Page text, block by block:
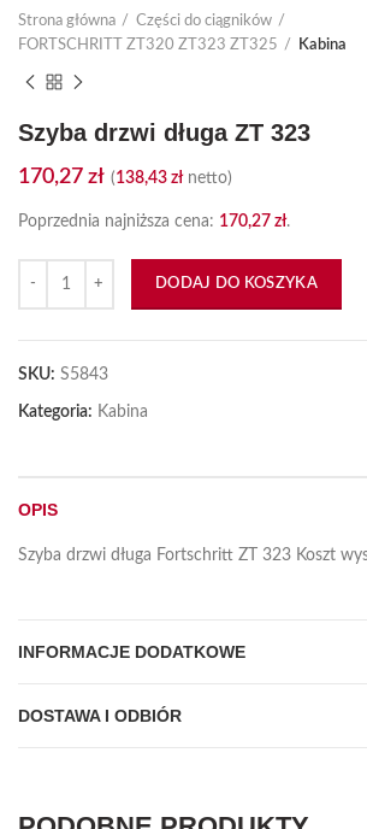
Strona główna
Części do ciągników
FORTSCHRITT ZT320 ZT323 ZT325
Kabina
Szyba drzwi długa ZT 323
170,27 zł (138,43 złnetto)
Poprzednia najniższa cena: 170,27 zł.
DODAJ DO KOSZYKA
SKU: S5843
Kategoria: Kabina
OPIS
Szyba drzwi długa Fortschritt ZT 323 Koszt
INFORMACJE DODATKOWE
DOSTAWA I ODBIÓR